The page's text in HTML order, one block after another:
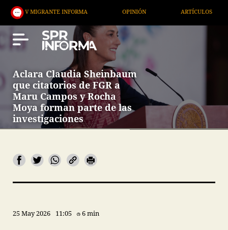
INFORMA
Aclara Claudia Sheinbaum
que citatorios de FGR a
Maru Campos y Rocha
Moya forman parte de las
investigaciones
25 May 2026 11:05 6 min